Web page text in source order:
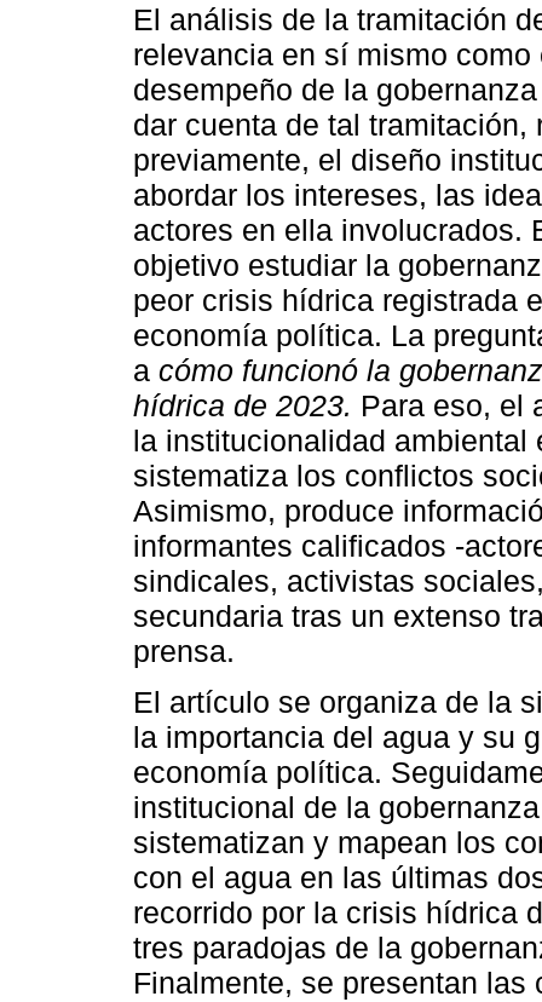
El análisis de la tramitación
relevancia en sí mismo
desempeño de la
dar cuenta de tal
previamente, el diseño
abordar los intereses, las
actores en ella involucrados.
objetivo estudiar la
peor crisis hídrica registrada
economía política. La
a cómo funcionó la
hídrica de 2023. Para eso, el
la institucionalidad
sistematiza los conflictos
Asimismo, produce
informantes calificados -
sindicales, activistas
secundaria tras un extenso
prensa.
El artículo se organiza de la
la importancia del agua y su
economía política.
institucional de la
sistematizan y mapean los
con el agua en las últimas
recorrido por la crisis hídrica
tres paradojas de la
Finalmente, se presentan